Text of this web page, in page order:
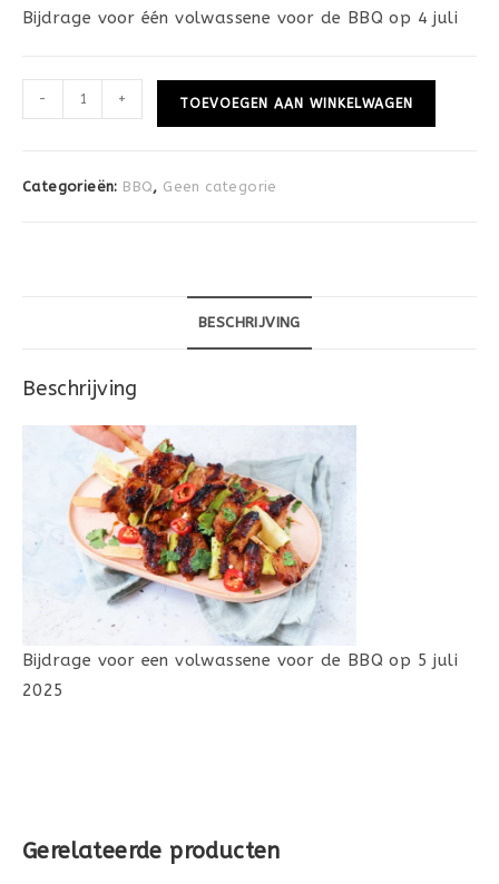
Bijdrage voor één volwassene voor de BBQ op 4 juli
- + TOEVOEGEN AAN WINKELWAGEN
Categorieën: BBQ, Geen categorie
BESCHRIJVING
Beschrijving
Bijdrage voor een volwassene voor de BBQ op 5 juli
2025
Gerelateerde producten